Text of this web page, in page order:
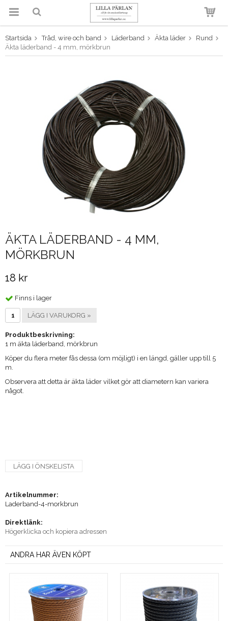
Produkten har blivit tillagd i
varukorgen
Startsida Tråd, wire och band Läderband Äkta läder
Rund
Äkta läderband - 4 mm, mörkbrun
ÄKTA LÄDERBAND - 4 MM,
MÖRKBRUN
18 kr
Finns i lager
LÄGG I VARUKORG »
Produktbeskrivning:
1 m äkta läderband, mörkbrun
Köper du flera meter fås dessa (om möjligt) i en längd, gäller upp till 5
m.
Observera att detta är äkta läder vilket gör att diametern kan variera
något.
LÄGG I ÖNSKELISTA
Artikelnummer:
Laderband-4-morkbrun
Direktlänk:
Högerklicka och kopiera adressen
ANDRA HAR ÄVEN KÖPT